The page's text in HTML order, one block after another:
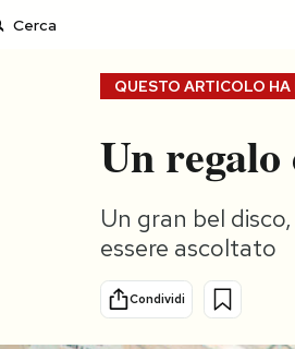
Consumismi
Storie/Idee
Ok Boomer!
QUESTO ARTICOLO HA
Un
Un gran bel
essere ascoltato
Condividi